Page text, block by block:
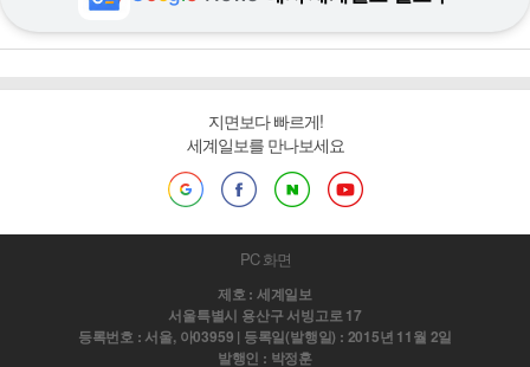
지면보다 빠르게!
세계일보를 만나보세요
PC 화면
제호 : 세계일보
서울특별시 용산구 서빙고로 17
등록번호 : 서울, 아03959 | 등록일(발행일) : 2015년 11월 2일
발행인 : 박정훈